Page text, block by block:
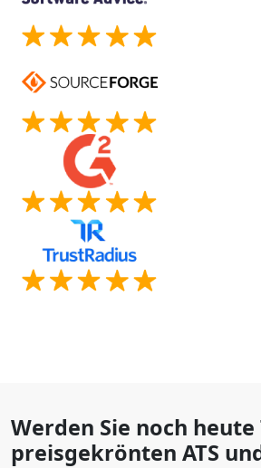
Werden Sie noch heute
preisgekrönten ATS